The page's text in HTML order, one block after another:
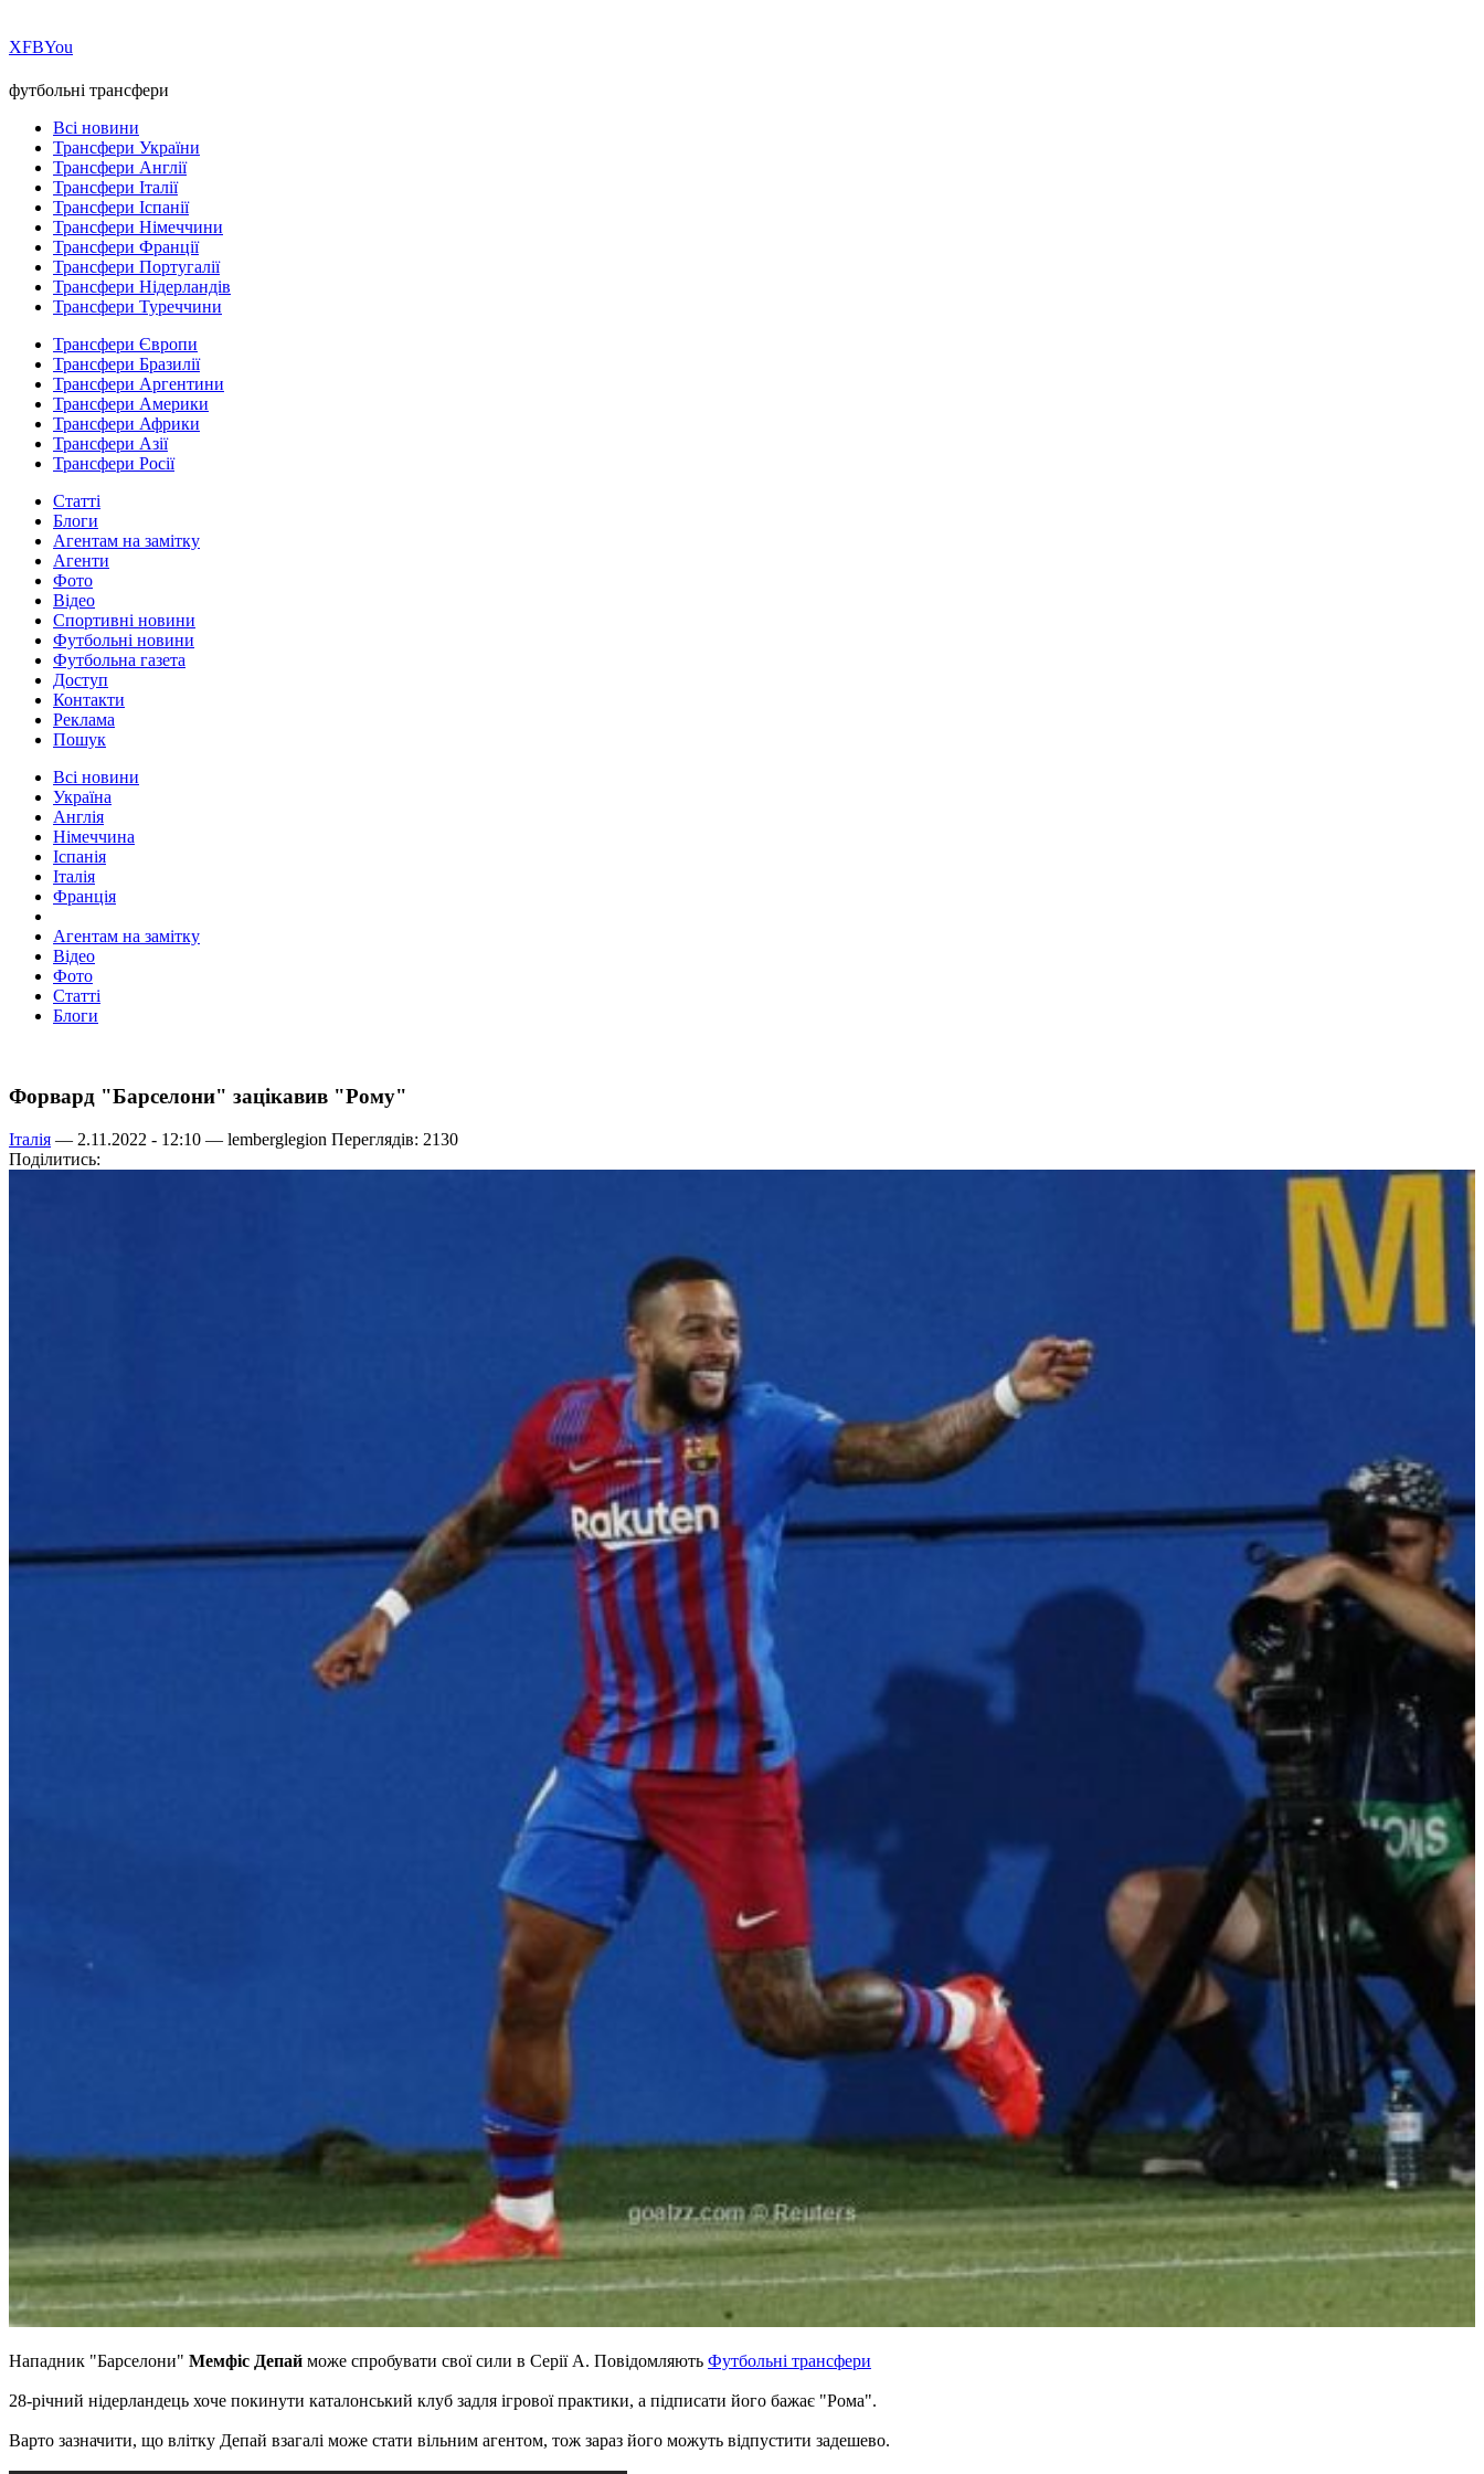
ХFBYou
футбольні трансфери
Всі новини
Трансфери України
Трансфери Англії
Трансфери Італії
Трансфери Іспанії
Трансфери Німеччини
Трансфери Франції
Трансфери Португалії
Трансфери Нідерландів
Трансфери Туреччини
Трансфери Європи
Трансфери Бразилії
Трансфери Аргентини
Трансфери Америки
Трансфери Африки
Трансфери Азії
Трансфери Росії
Статті
Блоги
Агентам на замітку
Агенти
Фото
Відео
Спортивні новини
Футбольні новини
Футбольна газета
Доступ
Контакти
Реклама
Пошук
Всі новини
Україна
Англія
Німеччина
Іспанія
Італія
Франція
Агентам на замітку
Відео
Фото
Статті
Блоги
Форвард "Барселони" зацікавив "Рому"
Італія — 2.11.2022 - 12:10 — lemberglegion Переглядів: 2130
Поділитись:
Нападник "Барселони" Мемфіс Депай може спробувати свої сили в Серії А. Повідомляють Футбольні трансфери
28-річний нідерландець хоче покинути каталонський клуб задля ігрової практики, а підписати його бажає "Рома".
Варто зазначити, що влітку Депай взагалі може стати вільним агентом, тож зараз його можуть відпустити задешево.